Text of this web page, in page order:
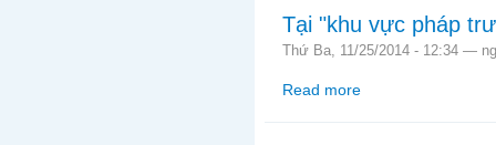
Tại "khu vực pháp
Thứ Ba, 11/25/2014 - 12:34 —
Read more